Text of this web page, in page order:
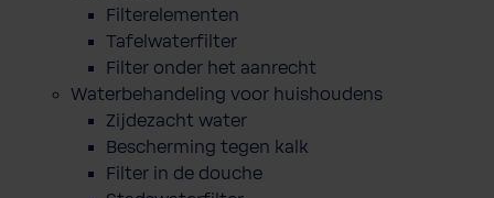
Filterelementen
Tafelwaterfilter
Filter onder het aanrecht
Waterbehandeling voor huishoudens
Zijdezacht water
Bescherming tegen kalk
Filter in de douche